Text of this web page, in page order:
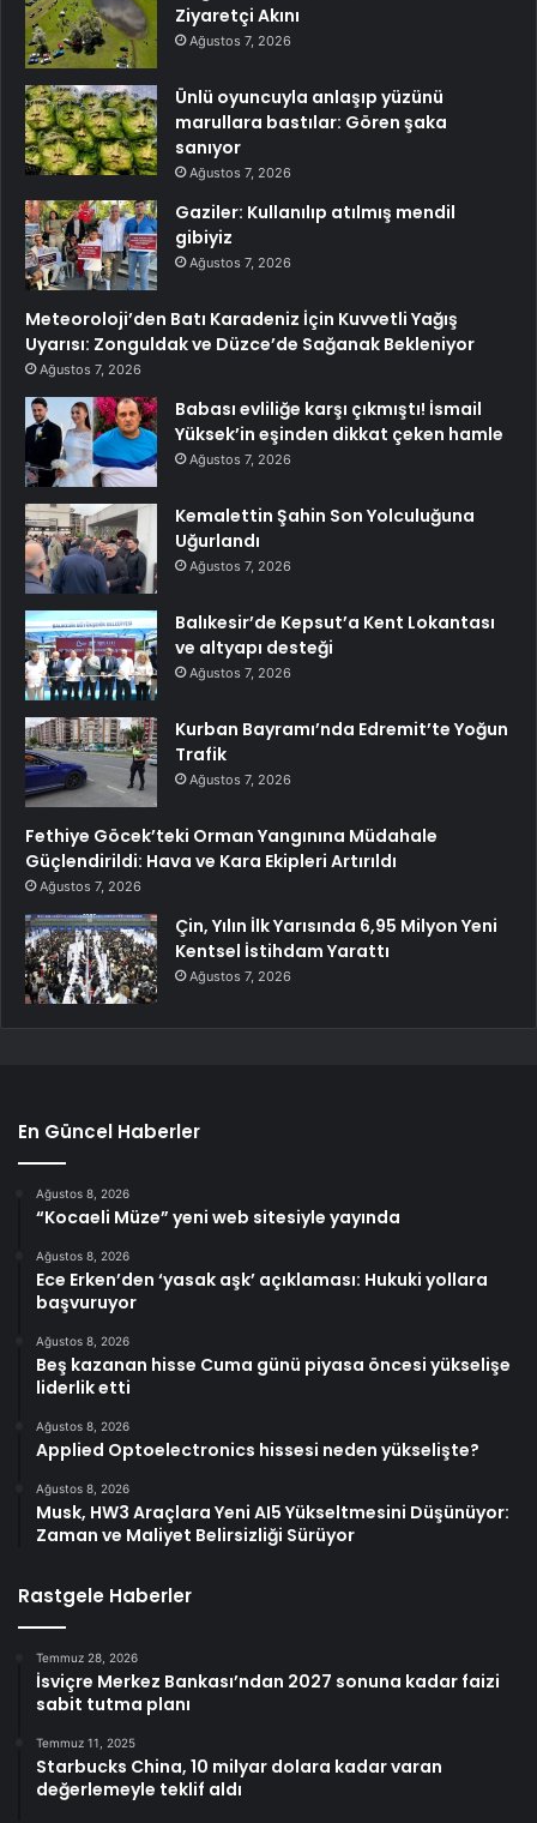
Ziyaretçi Akını
Ağustos 7, 2026
Ünlü oyuncuyla anlaşıp yüzünü
marullara bastılar: Gören şaka
sanıyor
Ağustos 7, 2026
Gaziler: Kullanılıp atılmış mendil
gibiyiz
Ağustos 7, 2026
Meteoroloji’den Batı Karadeniz İçin Kuvvetli Yağış
Uyarısı: Zonguldak ve Düzce’de Sağanak Bekleniyor
Ağustos 7, 2026
Babası evliliğe karşı çıkmıştı! İsmail
Yüksek’in eşinden dikkat çeken hamle
Ağustos 7, 2026
Kemalettin Şahin Son Yolculuğuna
Uğurlandı
Ağustos 7, 2026
Balıkesir’de Kepsut’a Kent Lokantası
ve altyapı desteği
Ağustos 7, 2026
Kurban Bayramı’nda Edremit’te Yoğun
Trafik
Ağustos 7, 2026
Fethiye Göcek’teki Orman Yangınına Müdahale
Güçlendirildi: Hava ve Kara Ekipleri Artırıldı
Ağustos 7, 2026
Çin, Yılın İlk Yarısında 6,95 Milyon Yeni
Kentsel İstihdam Yarattı
Ağustos 7, 2026
En Güncel Haberler
Ağustos 8, 2026
“Kocaeli Müze” yeni web sitesiyle yayında
Ağustos 8, 2026
Ece Erken’den ‘yasak aşk’ açıklaması: Hukuki yollara
başvuruyor
Ağustos 8, 2026
Beş kazanan hisse Cuma günü piyasa öncesi yükselişe
liderlik etti
Ağustos 8, 2026
Applied Optoelectronics hissesi neden yükselişte?
Ağustos 8, 2026
Musk, HW3 Araçlara Yeni AI5 Yükseltmesini Düşünüyor:
Zaman ve Maliyet Belirsizliği Sürüyor
Rastgele Haberler
Temmuz 28, 2026
İsviçre Merkez Bankası’ndan 2027 sonuna kadar faizi
sabit tutma planı
Temmuz 11, 2025
Starbucks China, 10 milyar dolara kadar varan
değerlemeyle teklif aldı